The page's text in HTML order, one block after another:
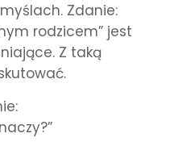
Zdanie:
rodzicem” jest
Z taką